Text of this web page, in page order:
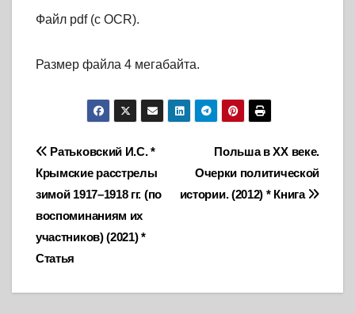
Файл pdf (с OCR).
Размер файла 4 мегабайта.
Навигация
по
записям
Польша в XX веке.
Очерки политической
истории. (2012) * Книга
Ратьковский И.С. *
Крымские расстрелы
зимой 1917–1918 гг. (по
воспоминаниям их
участников) (2021) *
Статья